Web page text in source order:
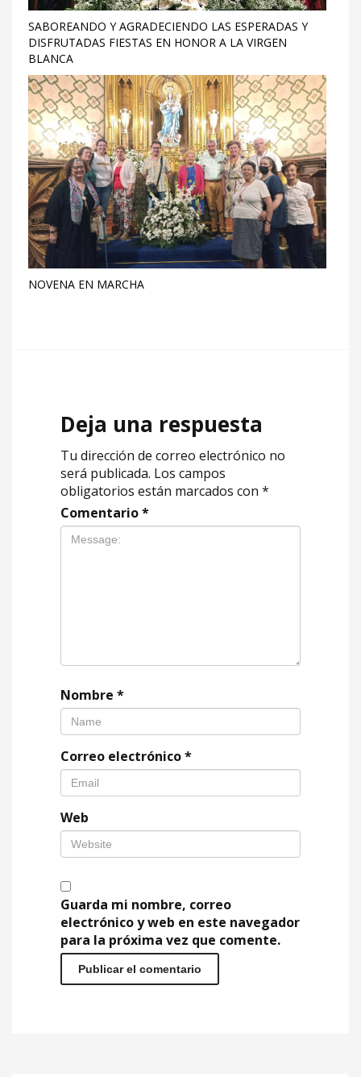
SABOREANDO Y AGRADECIENDO LAS ESPERADAS Y
DISFRUTADAS FIESTAS EN HONOR A LA VIRGEN
BLANCA
NOVENA EN MARCHA
Deja una respuesta
Tu dirección de correo electrónico no
será publicada. Los campos
obligatorios están marcados con *
Comentario*
Nombre *
Correo electrónico*
Web
Guarda mi nombre, correo
electrónico y web en este navegador
para la próxima vez que comente.